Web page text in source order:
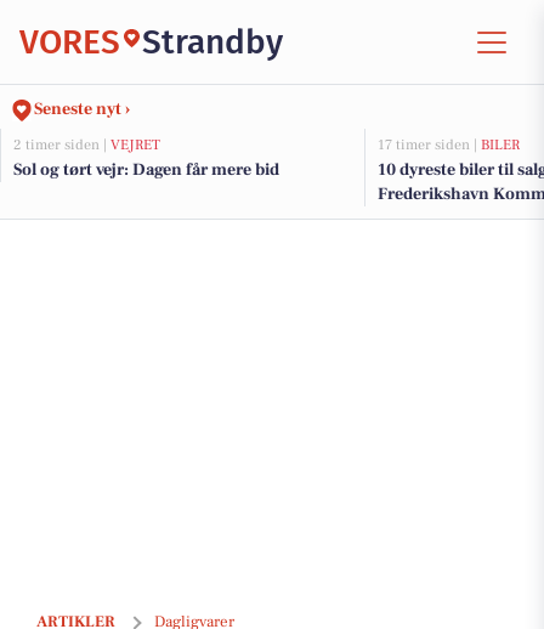
VORES Strandby
Seneste nyt ›
2 timer siden | VEJRET
Sol og tørt vejr: Dagen får mere bid
17 timer siden | BILER
10 dyreste biler til
Frederikshavn
ARTIKLER Dagligvarer
Spier PS vin til 39 kr. og Yoggi yoghurt til 12 kr. i DagliBrugsen